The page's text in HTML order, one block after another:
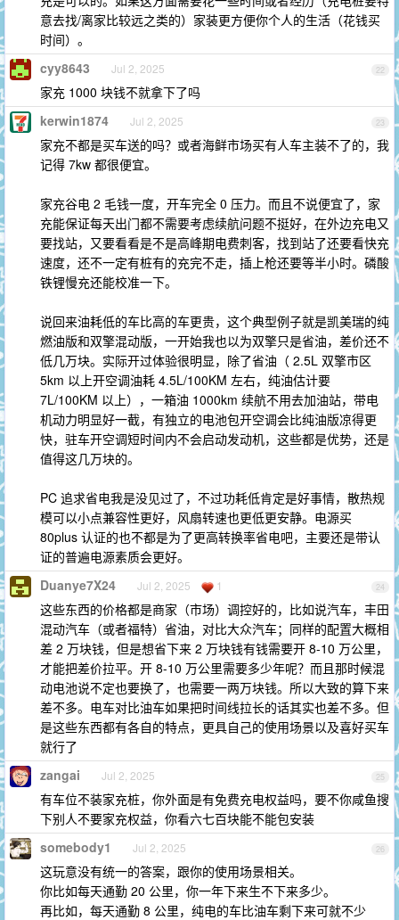
意去找/离家比较远之类的）家装更方便你个人的生活（花钱买
时间）。
22
cyy8643 Jul 2, 2025
家充 1000 块钱不就拿下了吗
23
kerwin1874 Jul 2, 2025
家充不都是买车送的吗？或者海鲜市场买有人车主装不了的，我
记得 7kw 都很便宜。
家充谷电 2 毛钱一度，开车完全 0 压力。而且不说便宜了，家
充能保证每天出门都不需要考虑续航问题不挺好，在外边充电又
要找站，又要看看是不是高峰期电费刺客，找到站了还要看快充
速度，还不一定有桩有的充完不走，插上枪还要等半小时。磷酸
铁锂慢充还能校准一下。
说回来油耗低的车比高的车更贵，这个典型例子就是凯美瑞的纯
燃油版和双擎混动版，一开始我也以为双擎只是省油，差价还不
低几万块。实际开过体验很明显，除了省油（ 2.5L 双擎市区
5km 以上开空调油耗 4.5L/100KM 左右，纯油估计要
7L/100KM 以上），一箱油 1000km 续航不用去加油站，带电
机动力明显好一截，有独立的电池包开空调会比纯油版凉得更
快，驻车开空调短时间内不会启动发动机，这些都是优势，还是
值得这几万块的。
PC 追求省电我是没见过了，不过功耗低肯定是好事情，散热规
模可以小点兼容性更好，风扇转速也更低更安静。电源买
80plus 认证的也不都是为了更高转换率省电吧，主要还是带认
证的普遍电源素质会更好。
24
Duanye7X24 Jul 2, 2025 1
这些东西的价格都是商家（市场）调控好的，比如说汽车，丰田
混动汽车（或者福特）省油，对比大众汽车；同样的配置大概相
差 2 万块钱，但是想省下来 2 万块钱有钱需要开 8-10 万公里，
才能把差价拉平。开 8-10 万公里需要多少年呢？而且那时候混
动电池说不定也要换了，也需要一两万块钱。所以大致的算下来
差不多。电车对比油车如果把时间线拉长的话其实也差不多。但
是这些东西都有各自的特点，更具自己的使用场景以及喜好买车
就行了
25
zangai Jul 2, 2025
有车位不装家充桩，你外面是有免费充电权益吗，要不你咸鱼搜
下别人不要家充权益，你看六七百块能不能包安装
26
somebody1 Jul 2, 2025
这玩意没有统一的答案，跟你的使用场景相关。
你比如每天通勤 20 公里，你一年下来生不下来多少。
再比如，每天通勤 8 公里，纯电的车比油车剩下来可就不少